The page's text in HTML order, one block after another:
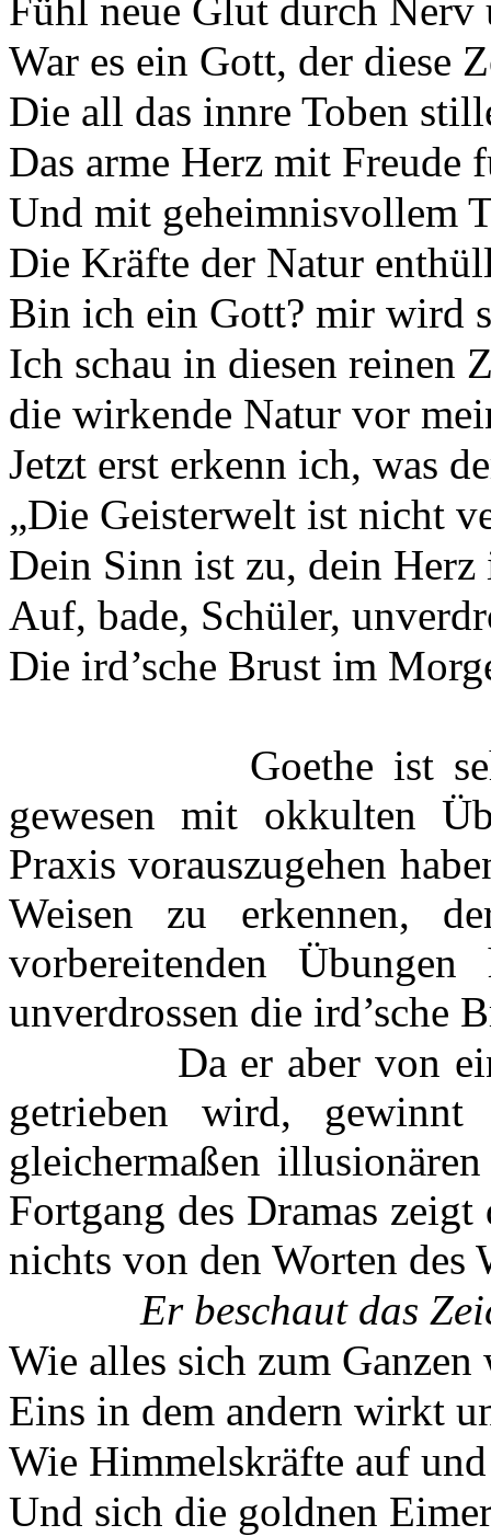
Fühl neue Glut durch
War es ein Gott, der diese
Die all das innre Toben
Das arme Herz mit Freude
Und mit geheimnisvollem
Die Kräfte der Natur
Bin ich ein Gott? mir wird
Ich schau in diesen reinen
die wirkende Natur vor
Jetzt erst erkenn ich, was
„Die Geisterwelt ist nicht
Dein Sinn ist zu, dein Herz
Auf, bade, Schüler,
Die ird’sche Brust im
Goethe ist
gewesen mit okkulten
Praxis vorauszugehen
Weisen zu erkennen,
vorbereitenden
unverdrossen die ird’sche
Da er aber von
getrieben wird, gewinnt
gleichermaßen
Fortgang des Dramas
nichts von den Worten des
Er beschaut das
Wie alles sich zum Ganzen
Eins in dem andern wirkt
Wie Himmelskräfte auf
Und sich die goldnen